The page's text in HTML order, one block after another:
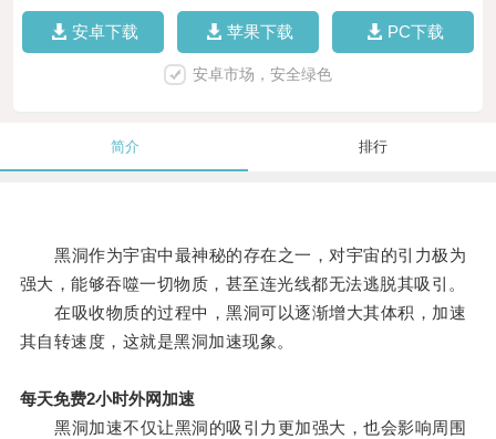
安卓下载 苹果下载 PC下载
安卓市场，安全绿色
简介 排行
黑洞作为宇宙中最神秘的存在之一，对宇宙的引力极为
强大，能够吞噬一切物质，甚至连光线都无法逃脱其吸引。
在吸收物质的过程中，黑洞可以逐渐增大其体积，加速
其自转速度，这就是黑洞加速现象。
每天免费2小时外网加速
黑洞加速不仅让黑洞的吸引力更加强大，也会影响周围